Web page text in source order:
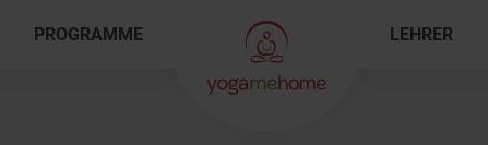
PROGRAMME LEHRER